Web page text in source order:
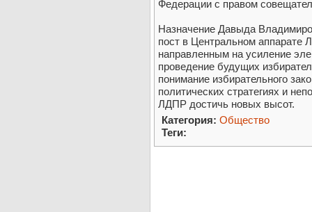
Федерации с правом
Назначение Давыда
пост в Центральном аппарате
направленным на усиление
проведение будущих
понимание избирательного
политических стратегиях и
ЛДПР достичь новых высот.
Категория: Общество
Теги: